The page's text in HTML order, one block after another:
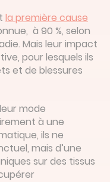
la première cause
à 90 %, selon
Mais leur impact
pour lesquels ils
et de blessures
mode
à une
ils ne
mais d’une
sur des tissus